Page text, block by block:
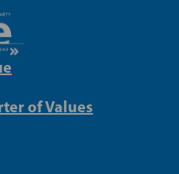
of Values